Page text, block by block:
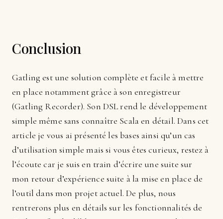
Conclusion
Gatling est une solution complète et facile à mettre
en place notamment grâce à son enregistreur
(Gatling Recorder). Son DSL rend le développement
simple même sans connaître Scala en détail. Dans cet
article je vous ai présenté les bases ainsi qu’un cas
d’utilisation simple mais si vous êtes curieux, restez à
l’écoute car je suis en train d’écrire une suite sur
mon retour d’expérience suite à la mise en place de
l’outil dans mon projet actuel. De plus, nous
rentrerons plus en détails sur les fonctionnalités de